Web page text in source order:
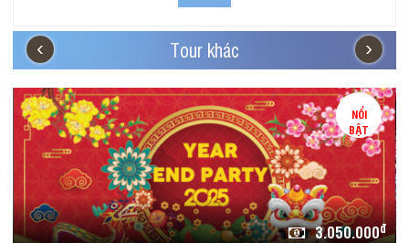
Tour khác
NỔI
BẬT
3.050.000đ
‹ ›